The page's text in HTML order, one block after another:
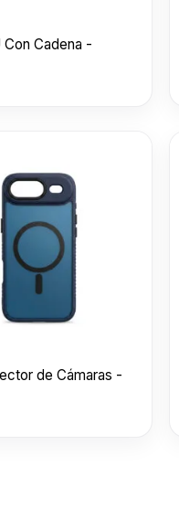
Con Cadena -
de Cámaras -